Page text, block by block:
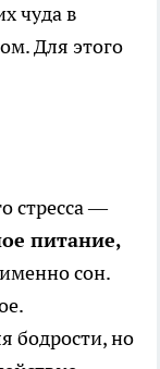
чуда в
Для этого
стресса —
питание,
сон.
бодрости, но